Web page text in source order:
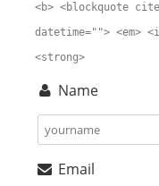
<b> <blockquote
datetime=""> <em>
<strong>
Name
Email